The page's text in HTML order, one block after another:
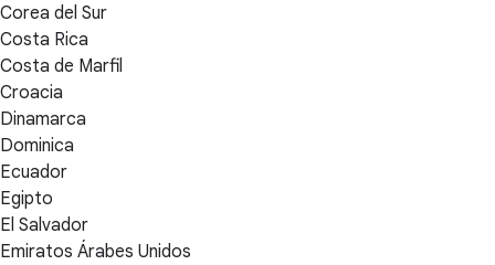
Corea del Sur
Costa Rica
Costa de Marfil
Croacia
Dinamarca
Dominica
Ecuador
Egipto
El Salvador
Emiratos Árabes Unidos